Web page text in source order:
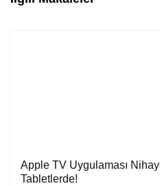
Apple TV Uygulaması
Tabletlerde!